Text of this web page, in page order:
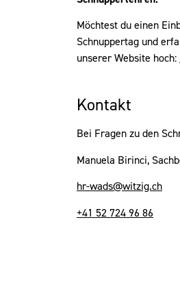
Möchtest du einen
Schnuppertag und
unserer Website hoch:
Kontakt
Bei Fragen zu den
Manuela Birinci,
hr-wads@witzig.ch
+41 52 724 96 86